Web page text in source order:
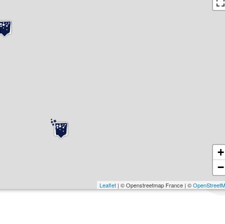
+
−
Leaflet| © Openstreetmap France | ©